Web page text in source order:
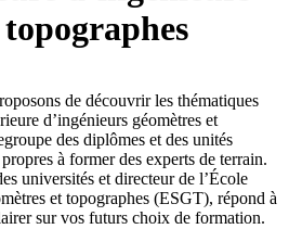
de découvrir les thématiques
d’ingénieurs géomètres et
des diplômes et des unités
à former des experts de terrain.
universités et directeur de l’École
et topographes (ESGT), répond à
sur vos futurs choix de formation.